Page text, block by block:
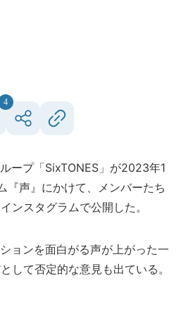
4
ープ「SixTONES」が2023年1
『声』にかけて、メンバーたち
ンスタグラムで公開した。
ョンを面白がる声が上がった一
して否定的な意見も出ている。